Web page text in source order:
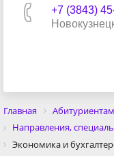
+7 (3843)
Главная
Абитуриентам
Направления,
Экономика и